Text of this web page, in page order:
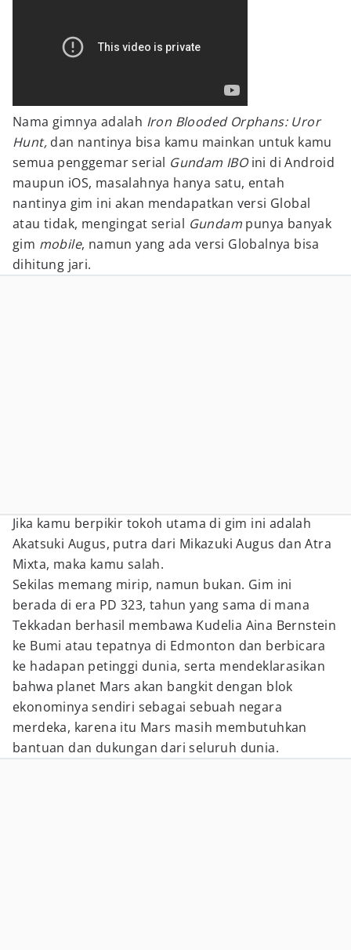
Nama gimnya adalah Iron Blooded Orphans: Uror
Hunt, dan nantinya bisa kamu mainkan untuk kamu
semua penggemar serial Gundam IBOini di Android
maupun iOS, masalahnya hanya satu, entah
nantinya gim ini akan mendapatkan versi Global
atau tidak, mengingat serial Gundam punya banyak
gim mobile, namun yang ada versi Globalnya bisa
dihitung jari.
Jika kamu berpikir tokoh utama di gim ini adalah
Akatsuki Augus, putra dari Mikazuki Augus dan Atra
Mixta, maka kamu salah.
Sekilas memang mirip, namun bukan. Gim ini
berada di era PD 323, tahun yang sama di mana
Tekkadan berhasil membawa Kudelia Aina Bernstein
ke Bumi atau tepatnya di Edmonton dan berbicara
ke hadapan petinggi dunia, serta mendeklarasikan
bahwa planet Mars akan bangkit dengan blok
ekonominya sendiri sebagai sebuah negara
merdeka, karena itu Mars masih membutuhkan
bantuan dan dukungan dari seluruh dunia.